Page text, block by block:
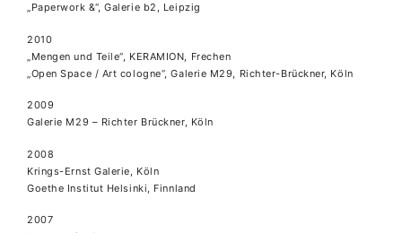
„Paperwork &“, Galerie b2, Leipzig
2010
„Mengen und Teile“, KERAMION, Frechen
„Open Space / Art cologne“, Galerie M29, Richter-Brückner, Köln
2009
Galerie M29 – Richter Brückner, Köln
2008
Krings-Ernst Galerie, Köln
Goethe Institut Helsinki, Finnland
2007